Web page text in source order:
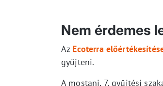
Nem érdemes
Az Ecoterra
gyűjteni.
A mostani, 7. gyűjtési